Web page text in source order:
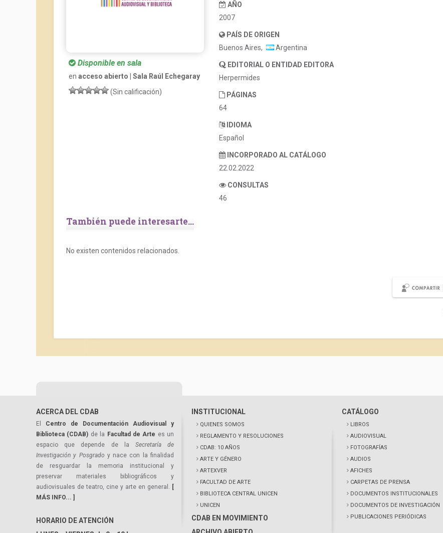
Disponible en sala
en acceso abierto | Sala Raúl Echegaray
(Sin calificación)
AÑO
2007
PAÍS DE ORIGEN
Buenos Aires,
Argentina
EDITORIAL O ENTIDAD EDITORA
Herpermides
PÁGINAS
64
IDIOMA
Español
INCORPORADO AL CATÁLOGO
22.02.2022
CONSULTAS
46
También puede interesarte...
No existen contenidos relacionados.
ACERCA DEL CDAB
El Centro de Documentación Audiovisual y
Biblioteca (CDAB) de la Facultad de Arte es un
espacio que depende de la Secretaría de
Investigación y Posgrado y nace con la finalidad
de resguardar la memoria institucional y
preservar materiales bibliográficos y
audiovisuales de teatro, cine y arte en general. [
MÁS INFO... ]
HORARIO DE ATENCIÓN
INSTITUCIONAL
QUIENES SOMOS
REGLAMENTO Y RESOLUCIONES
CDAB: 10 AÑOS
ARTE Y GÉNERO
ARTEXVER
FACULTAD DE ARTE
BIBLIOTECA CENTRAL UNICEN
UNICEN
CDAB EN MOVIMIENTO
CATÁLOGO
LIBROS
AUDIOVISUAL
FOTOGRAFÍAS
AUDIOS
AFICHES
CARPETAS DE PRENSA
DOCUMENTOS INSTITUCIONALES
DOCUMENTOS DE INVESTIGACIÓN
PUBLICACIONES PERIÓDICAS